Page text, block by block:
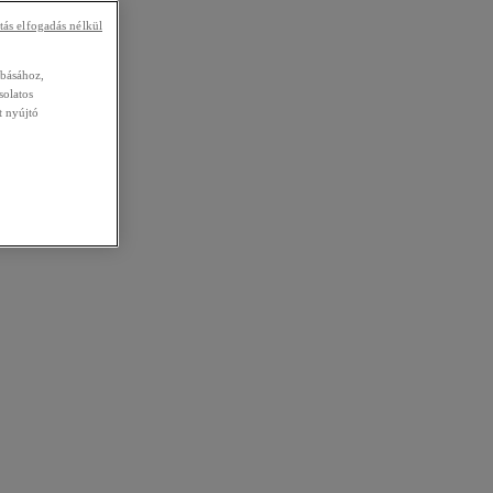
nyújtó
elfogadás nélkül